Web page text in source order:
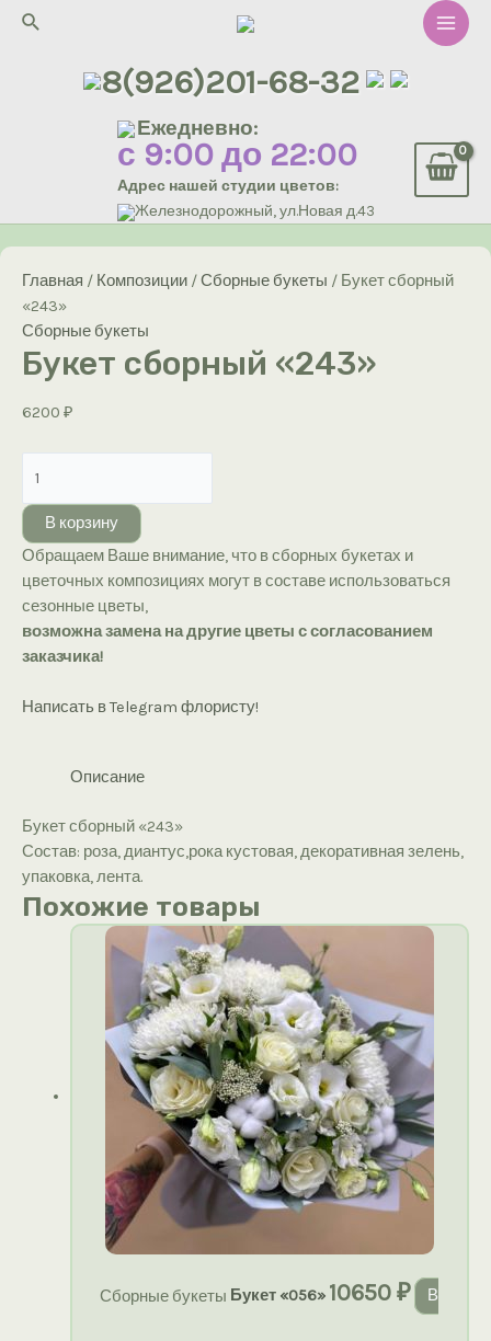
Перейти
Поиск
Main
8(926)201-68-32
Ежедневно:
с 9:00 до 22:00
Адрес нашей студии цветов:
Железнодорожный, ул.Новая д.43
Главная / Композиции /Сборные букеты / Букет сборный
«243»
Сборные букеты
Букет сборный «243»
6200 ₽
товара
Букет
сборный
«243»
В корзину
Обращаем Ваше внимание, что в сборных букетах и
цветочных композициях могут в составе использоваться
сезонные цветы,
возможна замена на другие цветы с согласованием
заказчика!
Написать в Telegram флористу!
Описание
Букет сборный «243»
Состав: роза, диантус,рока кустовая, декоративная зелень,
упаковка, лента.
Похожие товары
Сборные букеты Букет «056» 10650₽ В